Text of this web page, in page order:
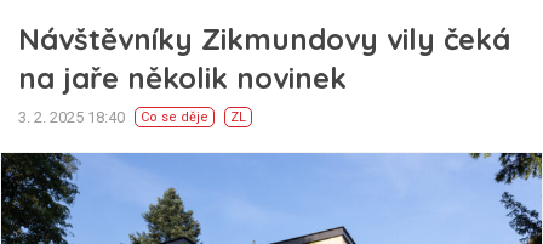
Návštěvníky Zikmundovy vily čeká
na jaře několik novinek
3. 2. 2025 18:40 Co se děje ZL